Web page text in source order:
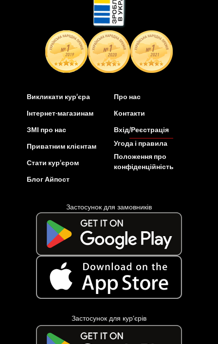
Викликати кур’єра
Інтернет-магазинам
ЗМІ про нас
Приватним клієнтам
Стати кур’єром
Блог Айпост
Про нас
Контакти
Вхід/Реєстрація
Угода і правила
Положення про
конфіденційність
Застосунок для замовників
Застосунок для кур’єрів